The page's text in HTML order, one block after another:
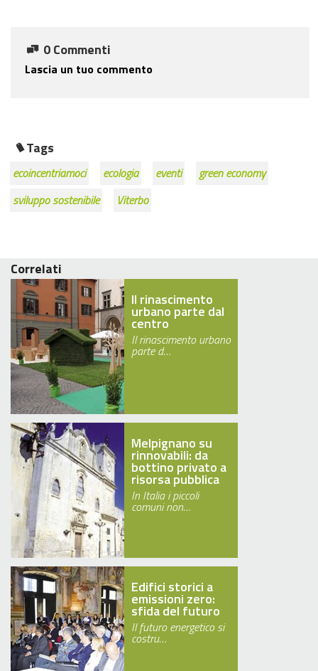
0 Commenti
Lascia un tuo commento
Tags
ecoincentriamoci ecologia eventi
green economy
sviluppo sostenibile
Viterbo
Correlati
Il rinascimento
urbano parte dal
centro
Il rinascimento urbano
parte d…
Melpignano su
rinnovabili: da
bottino privato a
risorsa pubblica
In Italia i piccoli
comuni non…
Edifici storici a
emissioni zero:
sfida del futuro
Il futuro energetico si
costru…